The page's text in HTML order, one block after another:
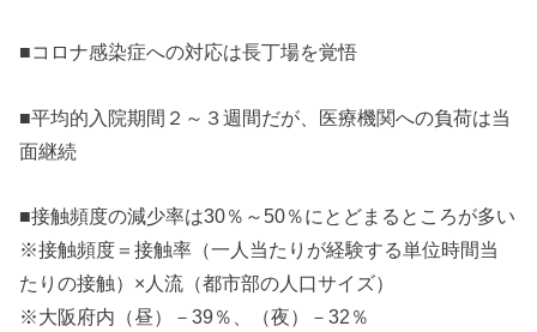
■コロナ感染症への対応は長丁場を覚悟
■平均的入院期間２～３週間だが、医療機関への負荷は当
面継続
■接触頻度の減少率は30％～50％にとどまるところが多い
※接触頻度＝接触率（一人当たりが経験する単位時間当
たりの接触）×人流（都市部の人口サイズ）
※大阪府内（昼）－39％、（夜）－32％